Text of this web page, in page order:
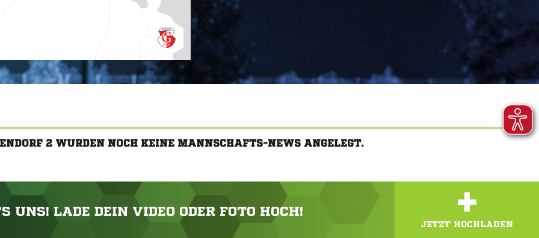
2 WURDEN NOCH KEINE MANNSCHAFTS-NEWS ANGELEGT.
UNS! LADE DEIN VIDEO ODER FOTO HOCH! +
JETZT HOCHLADEN